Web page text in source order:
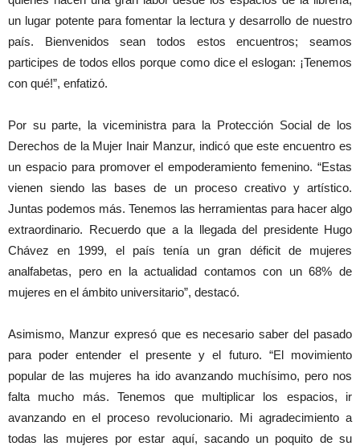
un lugar potente para fomentar la lectura y desarrollo de nuestro
país. Bienvenidos sean todos estos encuentros; seamos
participes de todos ellos porque como dice el eslogan: ¡Tenemos
con qué!”, enfatizó.
Por su parte, la viceministra para la Protección Social de los
Derechos de la Mujer Inair Manzur, indicó que este encuentro es
un espacio para promover el empoderamiento femenino. “Estas
vienen siendo las bases de un proceso creativo y artístico.
Juntas podemos más. Tenemos las herramientas para hacer algo
extraordinario. Recuerdo que a la llegada del presidente Hugo
Chávez en 1999, el país tenía un gran déficit de mujeres
analfabetas, pero en la actualidad contamos con un 68% de
mujeres en el ámbito universitario”, destacó.
Asimismo, Manzur expresó que es necesario saber del pasado
para poder entender el presente y el futuro. “El movimiento
popular de las mujeres ha ido avanzando muchísimo, pero nos
falta mucho más. Tenemos que multiplicar los espacios, ir
avanzando en el proceso revolucionario. Mi agradecimiento a
todas las mujeres por estar aquí, sacando un poquito de su